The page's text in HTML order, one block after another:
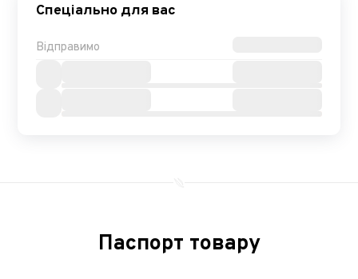
Спеціально для вас
Відправимо
Паспорт товару